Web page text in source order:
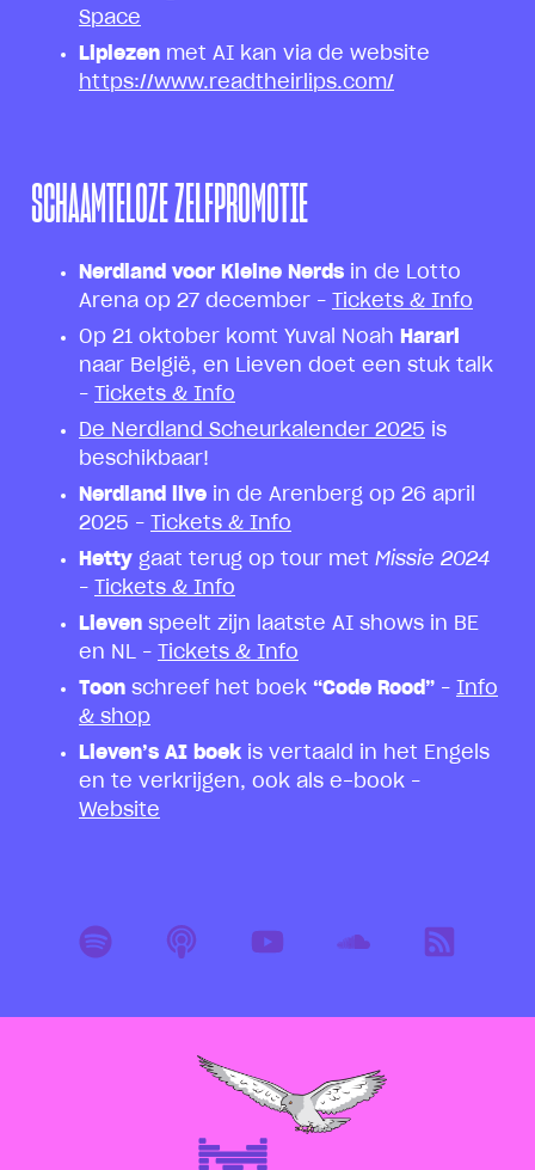
Space
Liplezen met AI kan via de website
https://www.readtheirlips.com/
SCHAAMTELOZE ZELFPROMOTIE
Nerdland voor Kleine Nerds in de Lotto
Arena op 27 december –
Tickets & Info
Op 21 oktober komt Yuval Noah Harari
naar België, en Lieven doet een stuk talk
–
Tickets & Info
De Nerdland Scheurkalender 2025 is
beschikbaar!
Nerdland live in de Arenberg op 26 april
2025 –
Tickets & Info
Hetty gaat terug op tour met Missie 2024
–
Tickets & Info
Lieven speelt zijn laatste AI shows in BE
en NL –
Tickets & Info
Toon schreef het boek “Code Rood” –
Info
& shop
Lieven’s AI boek is vertaald in het Engels
en te verkrijgen, ook als e-book –
Website